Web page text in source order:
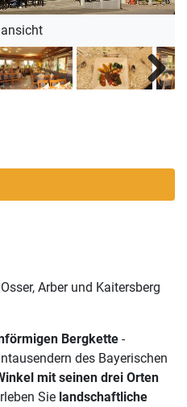
Arber und Kaitersberg
Bergkette -
des Bayerischen
mit seinen drei Orten
Sie landschaftliche